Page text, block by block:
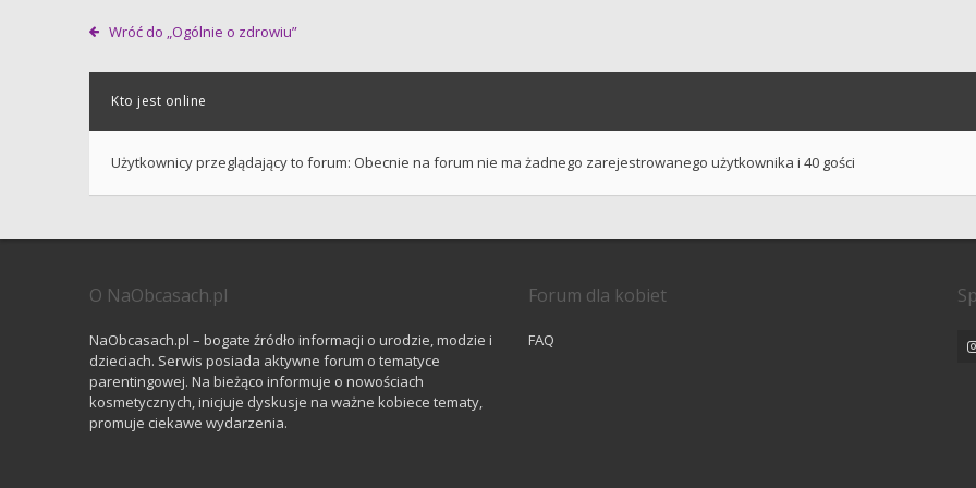
Wróć do „Ogólnie o zdrowiu”
Kto jest online
Użytkownicy przeglądający to forum: Obecnie na forum nie ma żadnego zarejestrowanego użytkownika i 40 gości
O NaObcasach.pl
NaObcasach.pl – bogate źródło informacji o urodzie, modzie i
dzieciach. Serwis posiada aktywne forum o tematyce
parentingowej. Na bieżąco informuje o nowościach
kosmetycznych, inicjuje dyskusje na ważne kobiece tematy,
promuje ciekawe wydarzenia.
Forum dla kobiet
FAQ